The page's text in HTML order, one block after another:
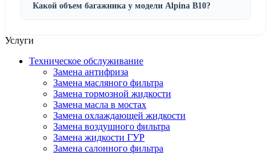
Какой объем багажника у модели Alpina B10?
Услуги
Техническое обслуживание
Замена антифриза
Замена масляного фильтра
Замена тормозной жидкости
Замена масла в мостах
Замена охлаждающей жидкости
Замена воздушного фильтра
Замена жидкости ГУР
Замена салонного фильтра